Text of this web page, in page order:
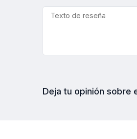
Deja tu opinión sobre